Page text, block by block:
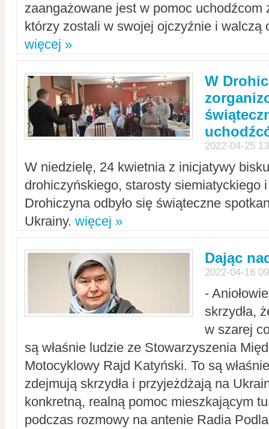
zaangażowane jest w pomoc uchodźcom
którzy zostali w swojej ojczyźnie i walczą
więcej »
W
2022-04-25
W niedzielę, 24 kwietnia z inicjatywy
drohiczyńskiego, starosty siemiatyckiego
Drohiczyna odbyło się świąteczne
Ukrainy. więcej »
Dając
2022-04-16
-
skrzydła,
w szarej
są właśnie ludzie ze Stowarzyszenia
Motocyklowy Rajd Katyński. To są
zdejmują skrzydła i przyjeżdżają na
konkretną, realną pomoc mieszkającym
podczas rozmowy na antenie Radia